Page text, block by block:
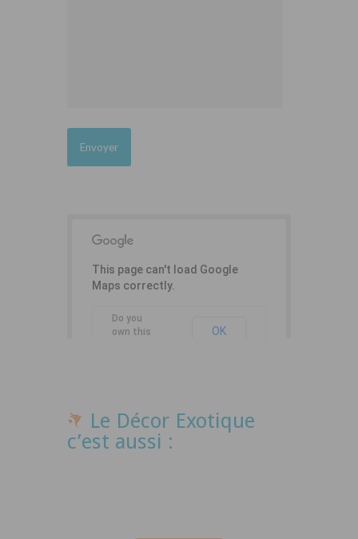
This page can't load Google
Maps correctly.
Do you
own this
OK
Le Décor Exotique
c’est aussi :